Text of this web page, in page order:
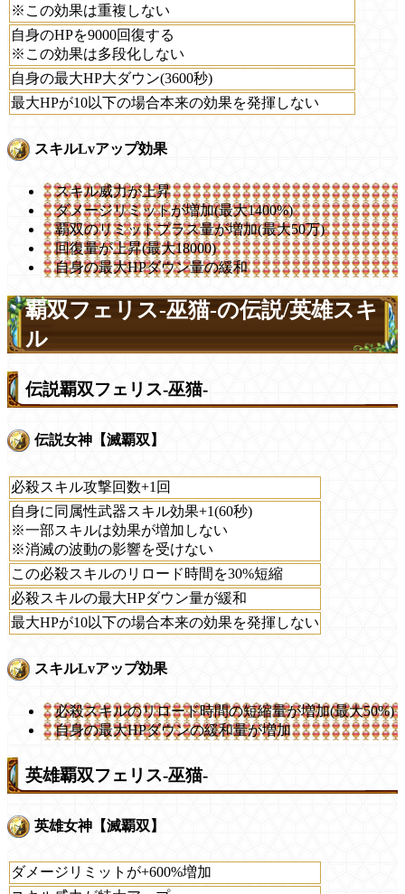
※この効果は重複しない
自身のHPを9000回復する
※この効果は多段化しない
自身の最大HP大ダウン(3600秒)
最大HPが10以下の場合本来の効果を発揮しない
スキルLvアップ効果
スキル威力が上昇
ダメージリミットが増加(最大1400%)
覇双のリミットプラス量が増加(最大50万)
回復量が上昇(最大18000)
自身の最大HPダウン量の緩和
覇双フェリス-巫猫-の伝説/英雄スキ
ル
伝説覇双フェリス-巫猫-
伝説女神【滅覇双】
必殺スキル攻撃回数+1回
自身に同属性武器スキル効果+1(60秒)
※一部スキルは効果が増加しない
※消滅の波動の影響を受けない
この必殺スキルのリロード時間を30%短縮
必殺スキルの最大HPダウン量が緩和
最大HPが10以下の場合本来の効果を発揮しない
スキルLvアップ効果
必殺スキルのリロード時間の短縮量が増加(最大50%)
自身の最大HPダウンの緩和量が増加
英雄覇双フェリス-巫猫-
英雄女神【滅覇双】
ダメージリミットが+600%増加